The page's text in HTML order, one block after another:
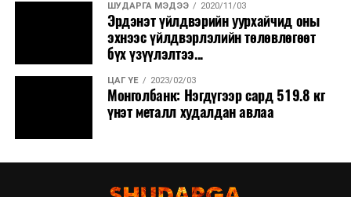
ШУДАРГА МЭДЭЭ 2020/11/03
Эрдэнэт үйлдвэрийн уурхайчид оны
эхнээс үйлдвэрлэлийн төлөвлөгөөт
бүх үзүүлэлтээ...
ЦАГ ҮЕ 2023/02/03
Монголбанк: Нэгдүгээр сард 519.8 кг
үнэт металл худалдан авлаа